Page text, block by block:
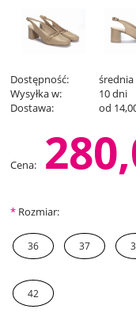
Dostępność:
średnia
Wysyłka w:
10 dni
Dostawa:
od
Cena nie zawiera
Cena:
* Rozmiar:
36 37
42